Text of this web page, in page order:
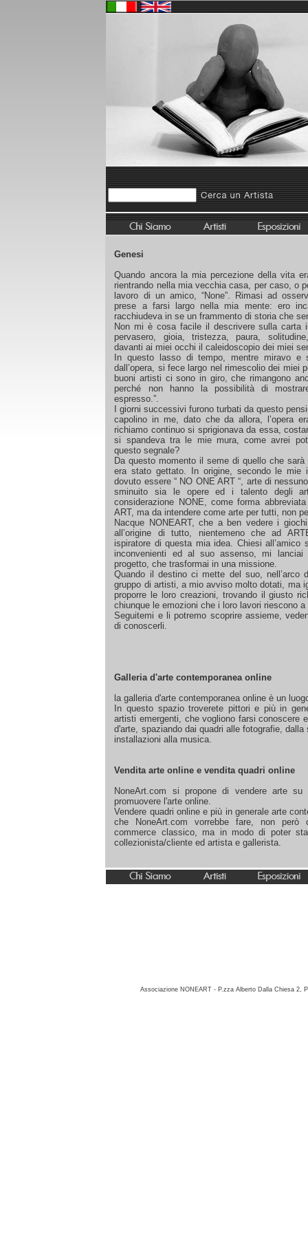
Genesi
Quando ancora la mia percezione della vita
rientrando nella mia vecchia casa, per caso, o
lavoro di un amico, “None”. Rimasi ad
prese a farsi largo nella mia mente: ero
racchiudeva in se un frammento di storia che
Non mi è cosa facile il descrivere sulla carta
pervasero, gioia, tristezza, paura,
davanti ai miei occhi il caleidoscopio dei miei
In questo lasso di tempo, mentre miravo e
dall’opera, si fece largo nel rimescolio dei miei
buoni artisti ci sono in giro, che rimangono
perché non hanno la possibilità di
espresso.”.
I giorni successivi furono turbati da questo
capolino in me, dato che da allora, l’opera
richiamo continuo si sprigionava da essa,
si spandeva tra le mie mura, come avrei
questo segnale?
Da questo momento il seme di quello che sarà
era stato gettato. In origine, secondo le mie
dovuto essere “ NO ONE ART “, arte di
sminuito sia le opere ed i talento degli
considerazione NONE, come forma
ART, ma da intendere come arte per tutti, non
Nacque NONEART, che a ben vedere i
all’origine di tutto, nientemeno che ad
ispiratore di questa mia idea. Chiesi all’amico
inconvenienti ed al suo assenso, mi
progetto, che trasformai in una missione.
Quando il destino ci mette del suo, nell’arco
gruppo di artisti, a mio avviso molto dotati, ma
proporre le loro creazioni, trovando il giusto
chiunque le emozioni che i loro lavori riescono a
Seguitemi e li potremo scoprire assieme,
di conoscerli.
Galleria d'arte contemporanea online
la galleria d'arte contemporanea online è un
In questo spazio troverete pittori e più in
artisti emergenti, che vogliono farsi conoscere
d'arte, spaziando dai quadri alle fotografie,
installazioni alla musica.
Vendita arte online e vendita quadri online
NoneArt.com si propone di vendere arte
promuovere l'arte online.
Vendere quadri online e più in generale arte
che NoneArt.com vorrebbe fare, non però
commerce classico, ma in modo di poter
collezionista/cliente ed artista e gallerista.
Associazione NONEART - P.zza Alberto Dalla Chiesa 2,